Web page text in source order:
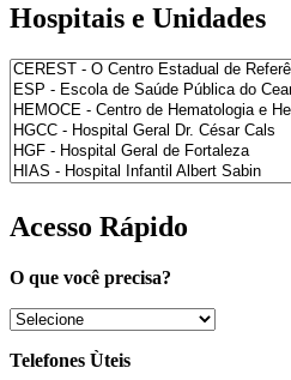
Hospitais e Unidades
Acesso Rápido
O que você precisa?
Telefones Ùteis